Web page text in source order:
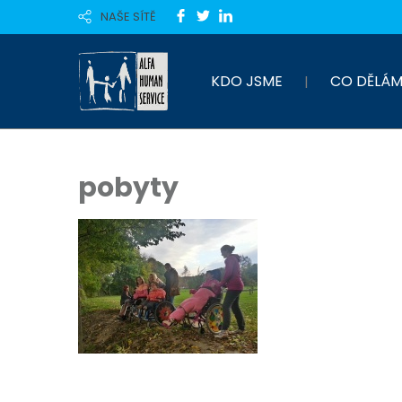
NAŠE SÍTĚ
KDO JSME CO
pobyty